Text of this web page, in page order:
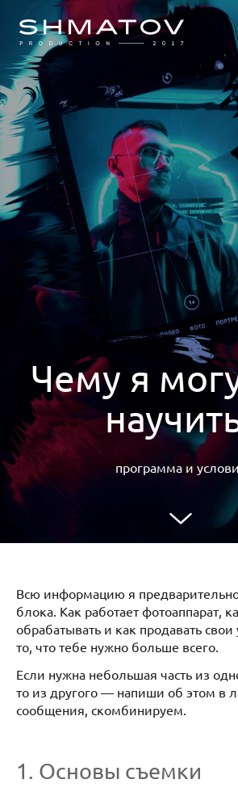
Чему я
программа и
Всю информацию я
блока. Как работает фотоаппарат,
обрабатывать и как продавать
то, что тебе нужно больше всего.
Если нужна небольшая часть из
то из другого — напиши об этом в
сообщения, скомбинируем.
1. Основы съемки